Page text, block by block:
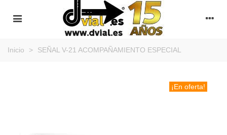
Inicio > SEÑAL V-21 ACOMPAÑAMIENTO ESPECIAL
¡En oferta!